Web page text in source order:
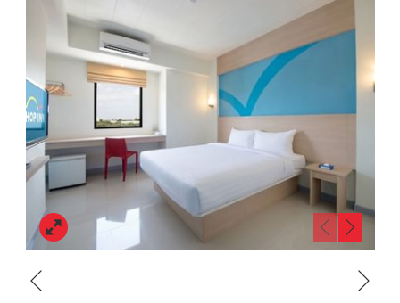
โรงแรมฮ็อป อินน์ ภูเก็ต โอลด์ทาวน์
เดินทางสะดวก ใกล้สถานที่สำคัญใน
ภูเก็ต ไม่ว่าจะเป็นภูเก็ต โอลด์ทาวน์ ย่านเมืองเก่าภูเก็ต,เซ็นทรัล ภูเก็ต
เฟสติวัล
, จุดชมวิวเขารัง และอีกมากมาย ทำให้คุณสามารถเดินทางไปยัง
สถานที่ต่างๆ ในเมืองภูเก็ตได้อย่างสะดวกสบาย รวมถึงการเดินทางจากที่พัก
ไปยังท่าอากาศยานนานาชาติภูเก็ต (สนามบินภูเก็ต)
โดยใช้เวลาเดินทาง
45 นาทีเท่านั้น
โรงแรมฮ็อป อินน์ ภูเก็ต โอลด์ทาวน์ สามารถจองง่ายผ่านเว็บไซต์,
Reservation
Facebook Reservation พร้อมสิทธิพิเศษเพิ่มเติมสำหรับ
สมาชิกHOP REWARD
ยิ่งได้สิทธิประโยชน์เพิ่มมากขึ้น สมัครฟรี ไม่มีค่า
หน้าที่แล้ว